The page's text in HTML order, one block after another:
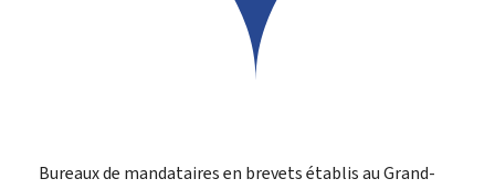
Bureaux de mandataires en brevets établis au Grand-